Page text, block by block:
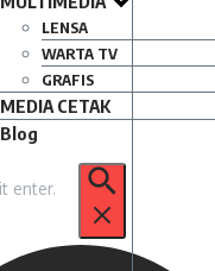
LENSA
WARTA TV
GRAFIS
MEDIA CETAK
Blog